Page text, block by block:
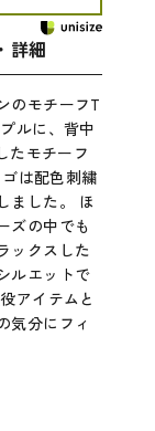
詳細
のモチーフT
ルに、背中
たモチーフ
は配色刺繍
ました。 ほ
ズの中でも
ックスした
ルエットで
アイテムと
気分にフィ